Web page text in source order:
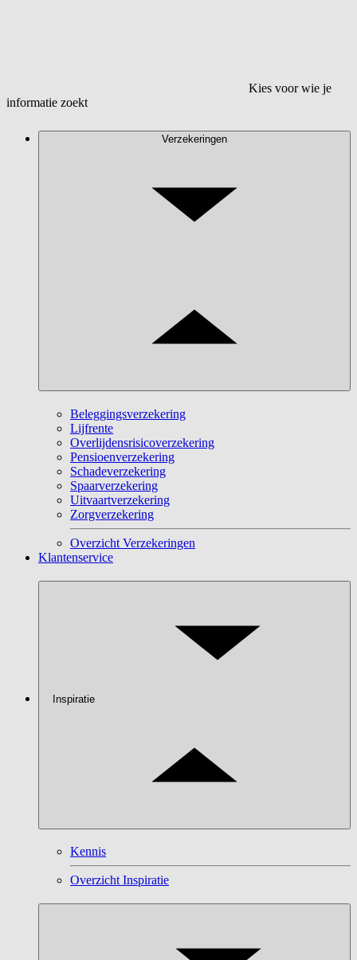
Kies voor wie je
informatie zoekt
Verzekeringen
Beleggingsverzekering
Lijfrente
Overlijdensrisicoverzekering
Pensioenverzekering
Schadeverzekering
Spaarverzekering
Uitvaartverzekering
Zorgverzekering
Overzicht Verzekeringen
Klantenservice
Inspiratie
Kennis
Overzicht Inspiratie